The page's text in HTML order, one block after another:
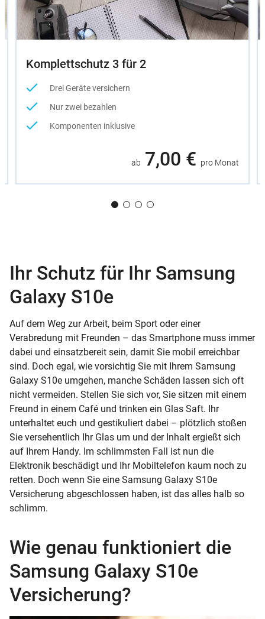
Komplettschutz 3 für 2
Drei Geräte versichern
Nur zwei bezahlen
Komponenten inklusive
ab 7,00 € pro Monat
Ihr Schutz für Ihr Samsung
Galaxy S10e
Auf dem Weg zur Arbeit, beim Sport oder einer
Verabredung mit Freunden – das Smartphone muss immer
dabei und einsatzbereit sein, damit Sie mobil erreichbar
sind. Doch egal, wie vorsichtig Sie mit Ihrem Samsung
Galaxy S10e umgehen, manche Schäden lassen sich oft
nicht vermeiden. Stellen Sie sich vor, Sie sitzen mit einem
Freund in einem Café und trinken ein Glas Saft. Ihr
unterhaltet euch und gestikuliert dabei – plötzlich stoßen
Sie versehentlich Ihr Glas um und der Inhalt ergießt sich
auf Ihrem Handy. Im schlimmsten Fall ist nun die
Elektronik beschädigt und Ihr Mobiltelefon kaum noch zu
retten. Doch wenn Sie eine Samsung Galaxy S10e
Versicherung abgeschlossen haben, ist das alles halb so
schlimm.
Wie genau funktioniert die
Samsung Galaxy S10e
Versicherung?